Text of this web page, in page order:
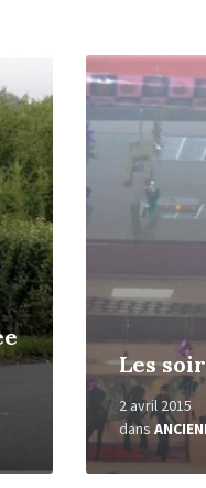
Les
2 avril 2015
dans
Read
More